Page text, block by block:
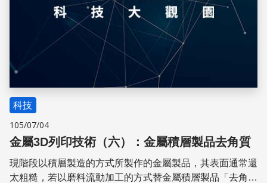
科技
105/07/04
金屬3D列印技術（六）：金屬積層製品去角質
現階段以積層製造的方式所製作的金屬製品，其表面通常還
太粗糙，若以磨料流動加工的方式替金屬積層製品「去角